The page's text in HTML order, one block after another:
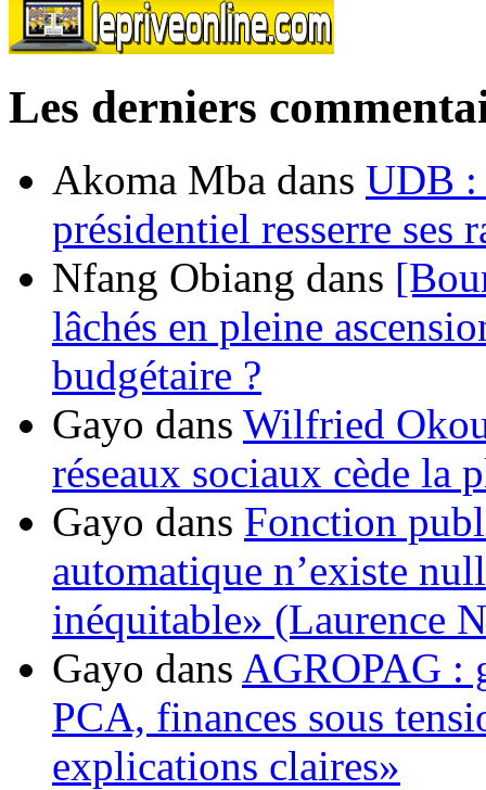
Les derniers
Akoma Mba dans UDB :
présidentiel resserre ses
Nfang Obiang dans
lâchés en pleine
budgétaire ?
Gayo dans Wilfried
réseaux sociaux cède la
Gayo dans Fonction
automatique n’existe
inéquitable» (Laurence
Gayo dans AGROPAG :
PCA, finances sous
explications claires»